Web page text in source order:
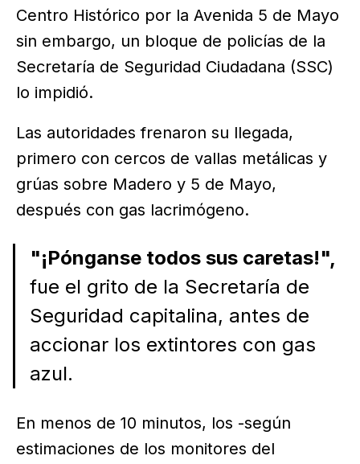
Centro Histórico por la Avenida 5 de Mayo
sin embargo, un bloque de policías de la
Secretaría de Seguridad Ciudadana (SSC)
lo impidió.
Las autoridades frenaron su llegada,
primero con cercos de vallas metálicas y
grúas sobre Madero y 5 de Mayo,
después con gas lacrimógeno.
"¡Pónganse todos sus caretas!",
fue el grito de la Secretaría de
Seguridad capitalina, antes de
accionar los extintores con gas
azul.
En menos de 10 minutos, los -según
estimaciones de los monitores del